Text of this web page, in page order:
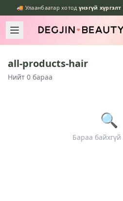
🚚 Улаанбаатар хотод үнэгүй хүргэлт
all-products-hair
Нийт 0 бараа
🔍
Бараа